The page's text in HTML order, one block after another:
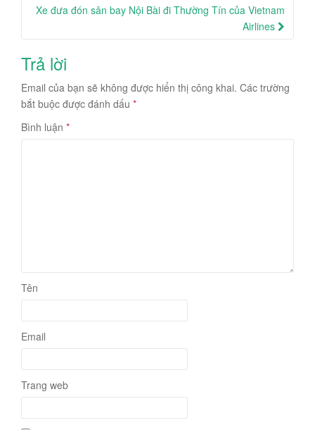
Xe đưa đón sân bay Nội Bài đi Thường Tín của Vietnam
Airlines
Trả lời
Email của bạn sẽ không được hiển thị công khai. Các trường
bắt buộc được đánh dấu *
Bình luận *
Tên
Email
Trang web